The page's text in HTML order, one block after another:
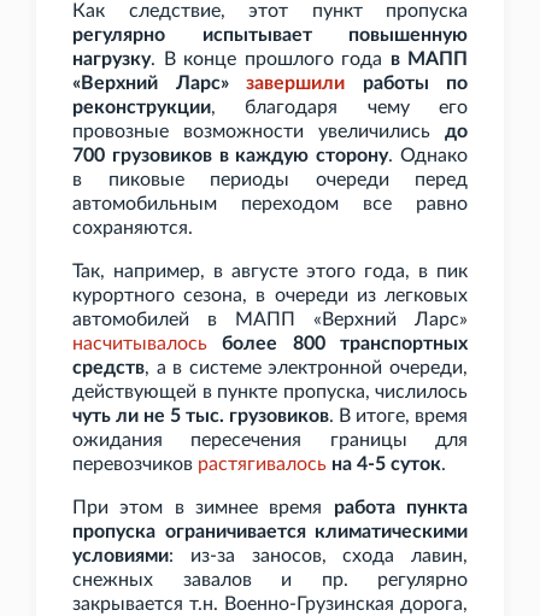
Как следствие, этот пункт пропуска
регулярно испытывает повышенную
нагрузку. В конце прошлого года в МАПП
«Верхний Ларс» завершили работы по
реконструкции, благодаря чему его
провозные возможности увеличились до
700 грузовиков в каждую сторону. Однако
в пиковые периоды очереди перед
автомобильным переходом все равно
сохраняются.
Так, например, в августе этого года, в пик
курортного сезона, в очереди из легковых
автомобилей в МАПП «Верхний Ларс»
насчитывалось
более 800 транспортных
средств, а в системе электронной очереди,
действующей в пункте пропуска, числилось
чуть ли не 5 тыс. грузовиков. В итоге, время
ожидания пересечения границы для
перевозчиков растягивалось на 4-5 суток.
При этом в зимнее время работа пункта
пропуска ограничивается климатическими
условиями: из-за заносов, схода лавин,
снежных завалов и
пр. регулярно
закрывается т.н. Военно-Грузинская дорога,